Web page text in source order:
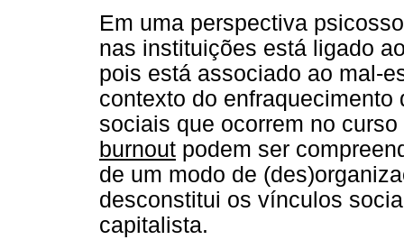
Em uma perspectiva
nas instituições está ligado
pois está associado ao mal-
contexto do
sociais que ocorrem no
burnout podem ser
de um modo de
desconstitui os vínculos
capitalista.